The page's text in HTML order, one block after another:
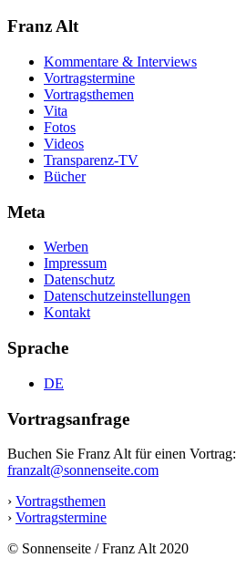
Franz Alt
Kommentare & Interviews
Vortragstermine
Vortragsthemen
Vita
Fotos
Videos
Transparenz-TV
Bücher
Meta
Werben
Impressum
Datenschutz
Datenschutzeinstellungen
Kontakt
Sprache
DE
Vortragsanfrage
Buchen Sie Franz Alt für einen Vortrag:
franzalt@sonnenseite.com
› Vortragsthemen
› Vortragstermine
© Sonnenseite / Franz Alt 2020